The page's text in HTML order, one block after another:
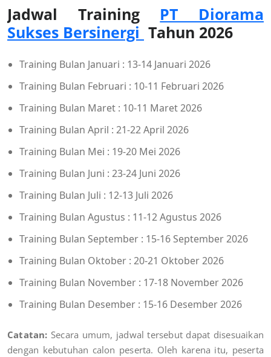
Jadwal Training PT Diorama
Sukses Bersinergi Tahun 2026
Training Bulan Januari : 13-14 Januari 2026
Training Bulan Februari : 10-11 Februari 2026
Training Bulan Maret : 10-11 Maret 2026
Training Bulan April : 21-22 April 2026
Training Bulan Mei : 19-20 Mei 2026
Training Bulan Juni : 23-24 Juni 2026
Training Bulan Juli : 12-13 Juli 2026
Training Bulan Agustus : 11-12 Agustus 2026
Training Bulan September : 15-16 September 2026
Training Bulan Oktober : 20-21 Oktober 2026
Training Bulan November : 17-18 November 2026
Training Bulan Desember : 15-16 Desember 2026
Catatan: Secara umum, jadwal tersebut dapat disesuaikan
dengan kebutuhan calon peserta. Oleh karena itu, peserta